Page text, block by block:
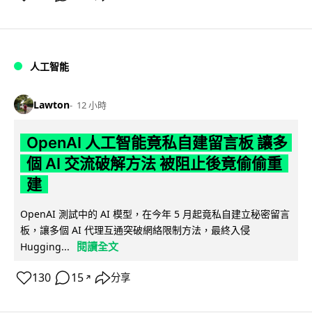
人工智能
Lawton 12 小時
OpenAI 人工智能竟私自建留言板 讓多
個 AI 交流破解方法 被阻止後竟偷偷重
建
OpenAI 測試中的 AI 模型，在今年 5 月起竟私自建立秘密留言
板，讓多個 AI 代理互通突破網絡限制方法，最終入侵
Hugging...
閱讀全文
130 15 ↗ 分享